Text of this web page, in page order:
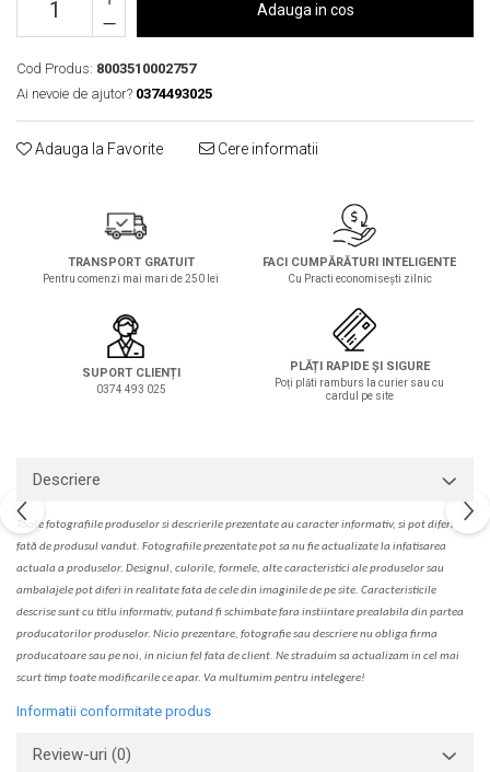
Solutie de indepartat rugina si
pentru par, masca de par
Vata demachianta
Adauga in cos
Cod Produs: 8003510002757
Ai nevoie de ajutor? 0374493025
Adauga la Favorite Cere informatii
TRANSPORT GRATUIT
Pentru comenzi mai mari de 250 lei
FACI CUMPĂRĂTURI INTELIGENTE
Cu Practi economisești zilnic
SUPORT CLIENȚI
0374 493 025
PLĂȚI RAPIDE ȘI SIGURE
Poți plăti ramburs la curier sau cu
cardul pe site
Descriere
Toate fotografiile produselorsidescrierileprezentate au caracter informativ, si pot diferi
fată de produsul vandut. Fotografiile prezentate pot sa nu fie actualizate la infatisarea
actuala a produselor. Designul, culorile, formele, alte caracteristici ale produselor sau
ambalajele pot diferi in realitate fata de cele din imaginile de pe site. Caracteristicile
descrise sunt cu titlu informativ, putand fi schimbate fara instiintare prealabila din partea
producatorilor produselor. Nicio prezentare, fotografie sau descriere nu obliga firma
producatoare sau pe noi, in niciun fel fata de client. Ne straduim sa actualizam in cel mai
scurt timp toate modificarile ce apar. Va multumim pentru intelegere!
Informatii conformitate produs
Review-uri (0)